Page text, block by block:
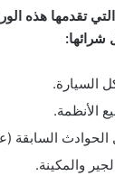
تقدمها هذه
شرائها:
الأنظمة.
السابقة
والمكينة.